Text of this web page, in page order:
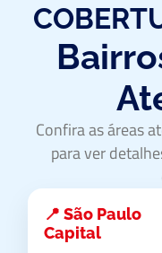
Confira as áreas
para ver
📍 São Paulo
Capital